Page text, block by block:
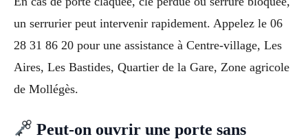
un serrurier peut intervenir rapidement. Appelez le 06
28 31 86 20 pour une assistance à Centre-village, Les
Aires, Les Bastides, Quartier de la Gare, Zone agricole
de Mollégès.
Peut-on ouvrir une porte sans